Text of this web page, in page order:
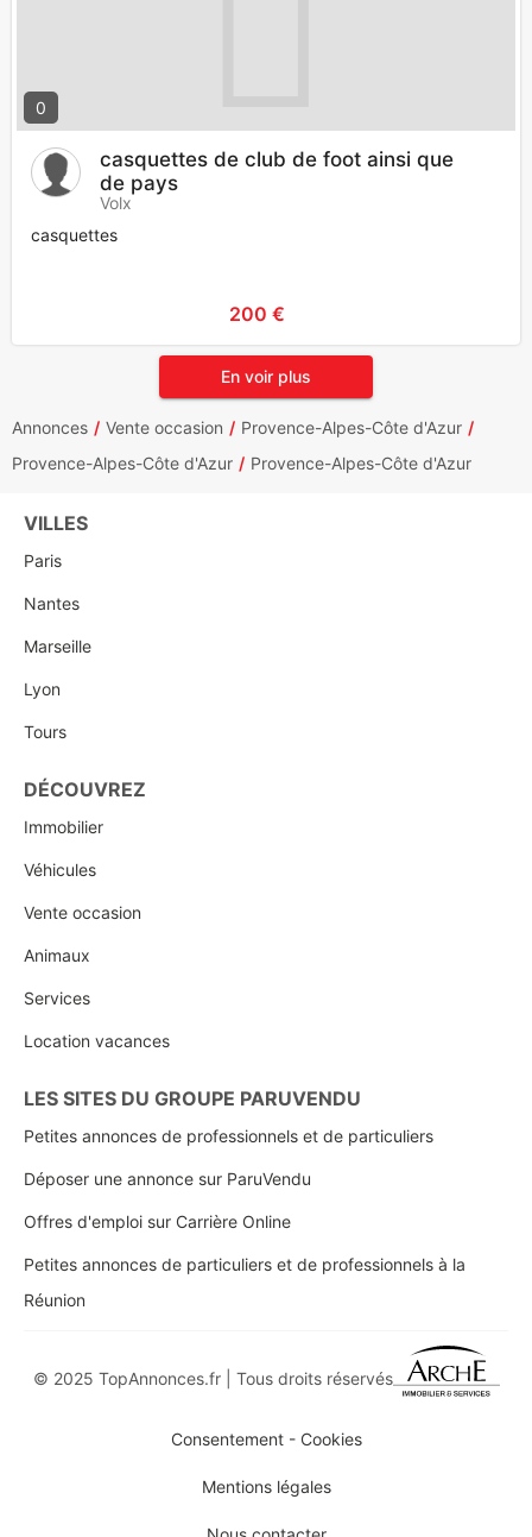
0
casquettes de club de foot ainsi que
de pays
Volx
casquettes
200 €
En voir plus
Annonces Vente occasion
Provence-Alpes-Côte d'Azur
Provence-Alpes-Côte d'Azur
Provence-Alpes-Côte d'Azur
VILLES
Paris
Nantes
Marseille
Lyon
Tours
DÉCOUVREZ
Immobilier
Véhicules
Vente occasion
Animaux
Services
Location vacances
LES SITES DU GROUPE PARUVENDU
Petites annonces de professionnels et de particuliers
Déposer une annonce sur ParuVendu
Offres d'emploi sur Carrière Online
Petites annonces de particuliers et de professionnels à la
Réunion
© 2025 TopAnnonces.fr | Tous droits réservés
Consentement - Cookies
Mentions légales